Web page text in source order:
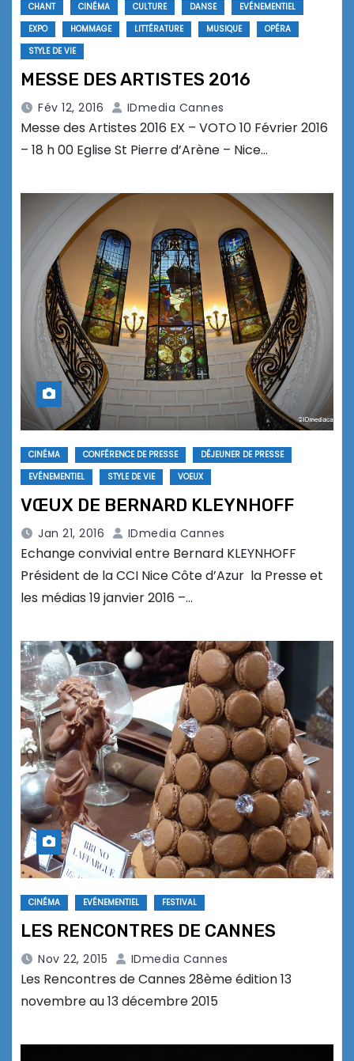
CHANT CINÉMA CULTURE DANSE
EVÉNEMENTIEL
EXPO
HOMMAGE LITTÉRATURE MUSIQUE
OPÉRA
STYLE DE VIE
MESSE DES ARTISTES 2016
Fév 12, 2016 IDmedia Cannes
Messe des Artistes 2016 EX – VOTO 10 Février 2016
– 18 h 00 Eglise St Pierre d’Arène – Nice…
CINÉMA CONFÉRENCE DE PRESSE
DÉJEUNER DE PRESSE
EVÉNEMENTIEL
STYLE DE VIE VOEUX
VŒUX DE BERNARD KLEYNHOFF
Jan 21, 2016 IDmedia Cannes
Echange convivial entre Bernard KLEYNHOFF
Président de la CCI Nice Côte d’Azur la Presse et
les médias 19 janvier 2016 –…
CINÉMA EVÉNEMENTIEL FESTIVAL
LES RENCONTRES DE CANNES
Nov 22, 2015 IDmedia Cannes
Les Rencontres de Cannes 28ème édition 13
novembre au 13 décembre 2015